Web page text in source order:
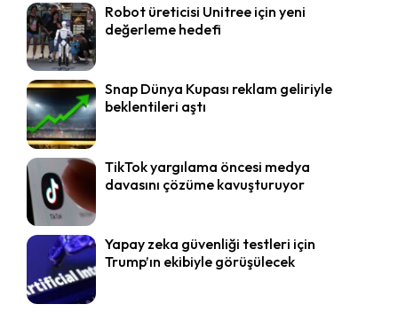
Robot üreticisi Unitree için yeni
değerleme hedefi
Snap Dünya Kupası reklam geliriyle
beklentileri aştı
TikTok yargılama öncesi medya
davasını çözüme kavuşturuyor
Yapay zeka güvenliği testleri için
Trump’ın ekibiyle görüşülecek